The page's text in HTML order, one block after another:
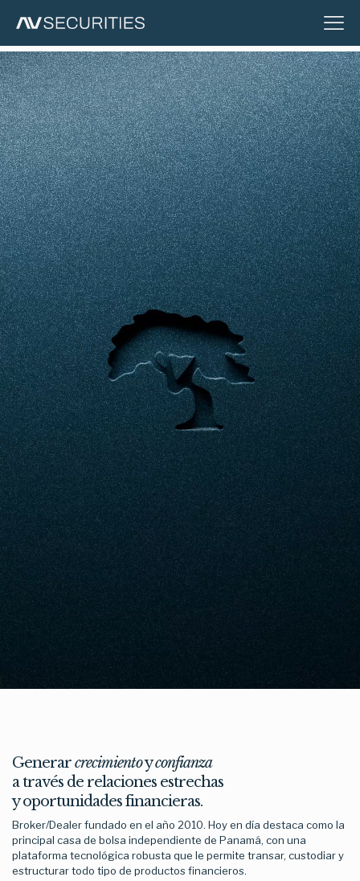
Generarcrecimientoyconfianza
a través de relaciones estrechas
y oportunidades financieras.
Broker/Dealer fundado en el año 2010. Hoy en día destaca como la
principal casa de bolsa independiente de Panamá, con una
plataforma tecnológica robusta que le permite transar, custodiar y
estructurar todo tipo de productos financieros.